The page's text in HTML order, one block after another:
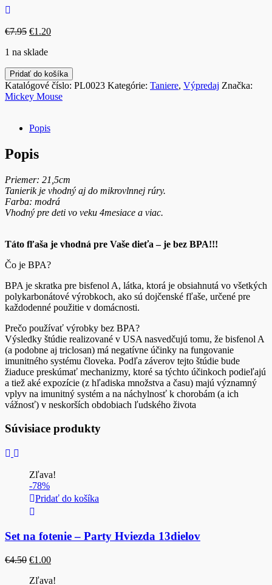
€7.95 Pôvodná
bola:
€1.20Aktuálna
1 na sklade
množstvo
Tanierik
"Mickey
Mouse"
Pridať do košíka
Katalógové číslo: PL0023 Kategórie: Taniere, Výpredaj Značka:
Mickey Mouse
Popis
Popis
Priemer: 21,5cm
Tanierik je vhodný aj do mikrovlnnej rúry.
Farba: modrá
Vhodný pre deti vo veku 4mesiace a viac.
Táto fľaša je vhodná pre Vaše dieťa – je bez BPA!!!
Čo je BPA?
BPA je skratka pre bisfenol A, látka, ktorá je obsiahnutá vo všetkých
polykarbonátové výrobkoch, ako sú dojčenské fľaše, určené pre
každodenné použitie v domácnosti.
Prečo používať výrobky bez BPA?
Výsledky štúdie realizované v USA nasvedčujú tomu, že bisfenol A
(a podobne aj triclosan) má negatívne účinky na fungovanie
imunitného systému človeka. Podľa záverov tejto štúdie bude
žiaduce preskúmať mechanizmy, ktoré sa týchto účinkoch podieľajú
a tiež aké expozície (z hľadiska množstva a času) majú významný
vplyv na imunitný systém a na náchylnosť k chorobám (a ich
vážnosť) v neskorších obdobiach ľudského života
Súvisiace produkty
Zľava!
-78%
Pridať do košíka
Set na fotenie – Party Hviezda 13dielov
€4.50 Pôvodná
bola:
€1.00Aktuálna
je:
Zľava!